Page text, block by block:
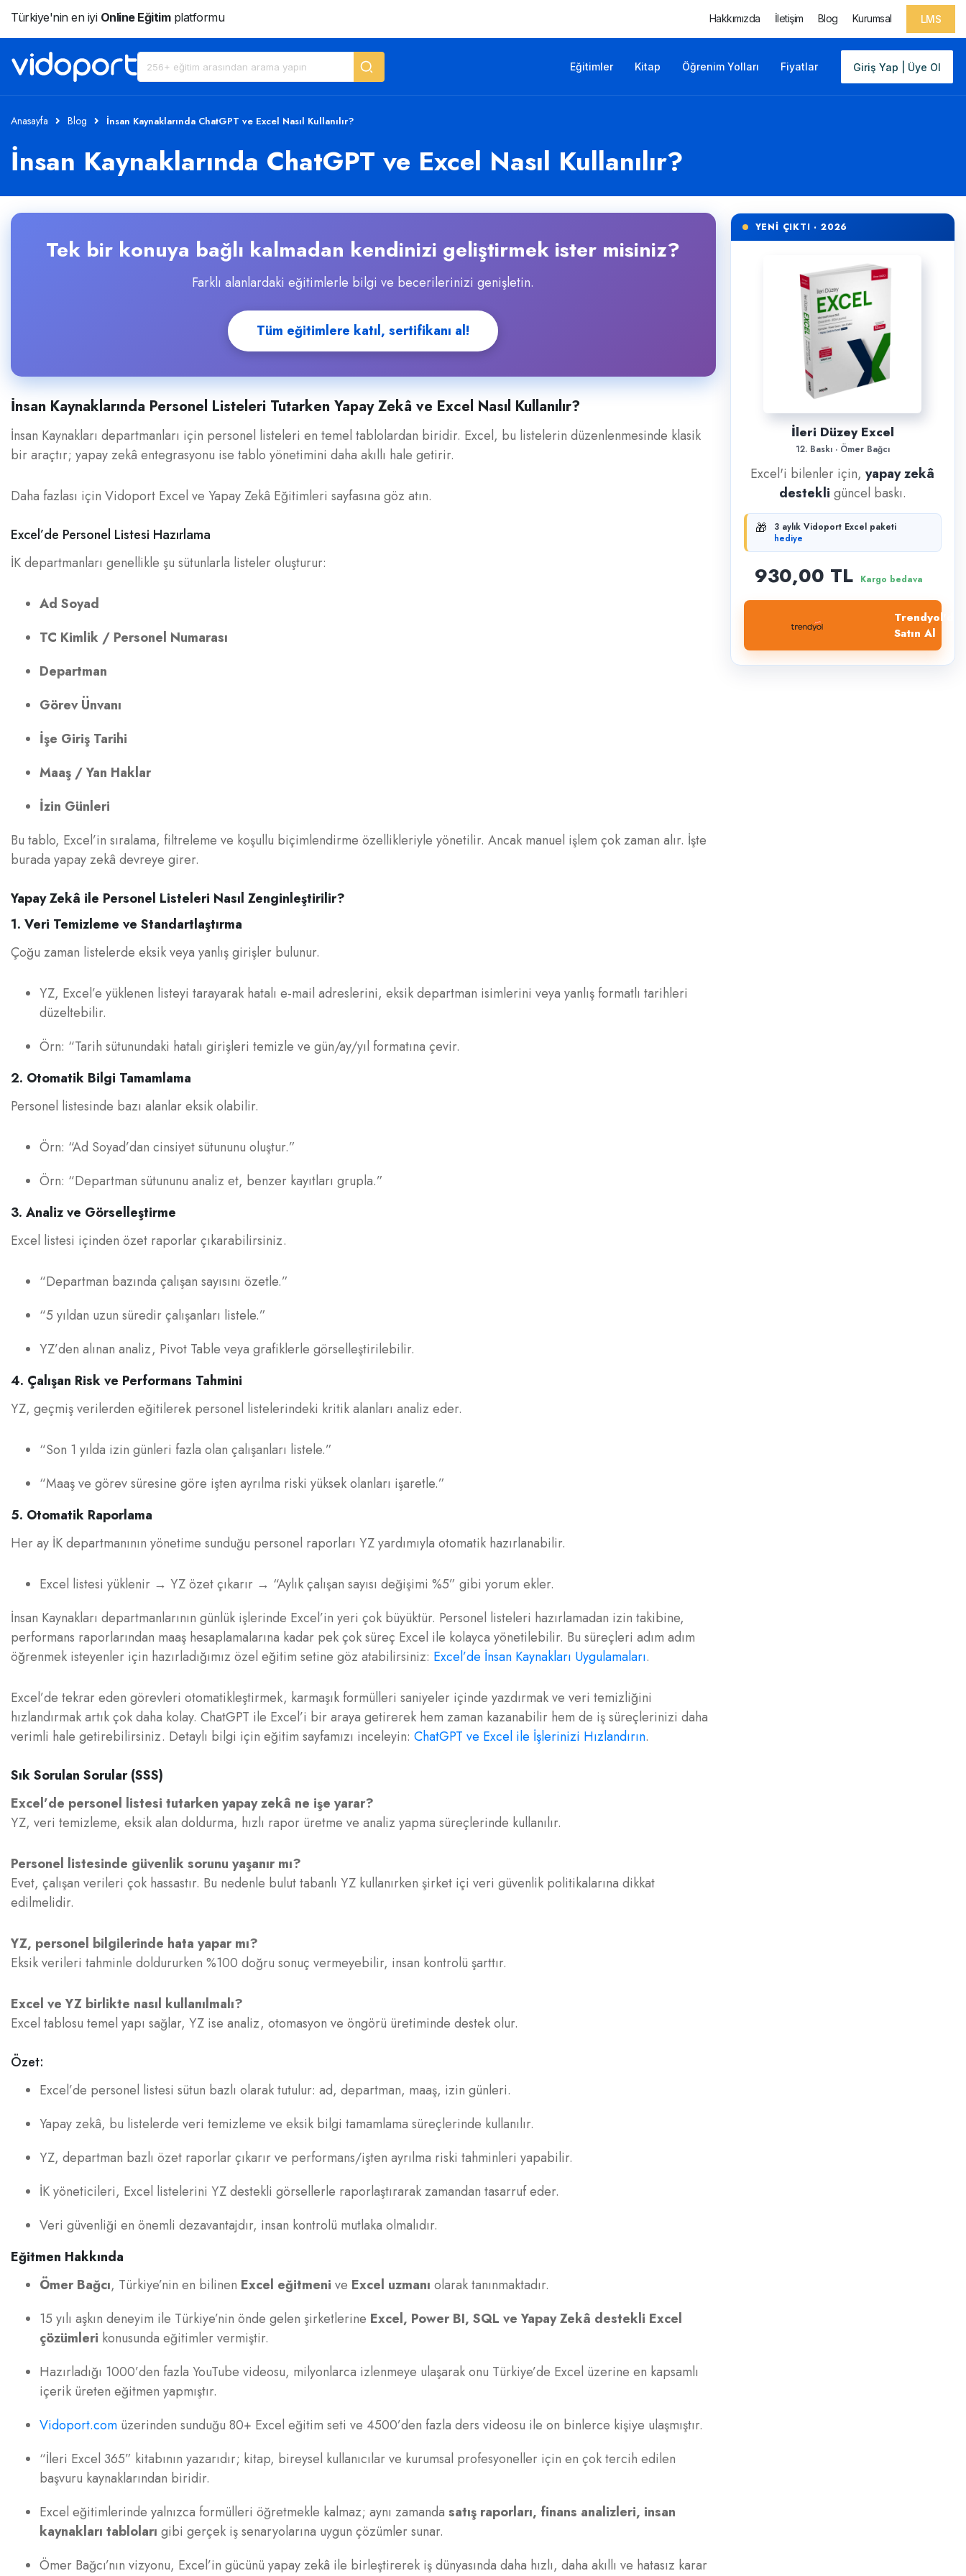
Türkiye'nin en iyi Online Eğitimplatformu Hakkımızda İletişim Blog Kurumsal LMS
Giriş Yap | Üye Ol
Eğitimler Kitap Öğrenim Yolları Fiyatlar
Anasayfa Blog İnsan Kaynaklarında ChatGPT ve Excel Nasıl Kullanılır?
İnsan Kaynaklarında ChatGPT ve Excel Nasıl Kullanılır?
Tek bir konuya bağlı kalmadan kendinizi geliştirmek ister misiniz?
Farklı alanlardaki eğitimlerle bilgi ve becerilerinizi genişletin.
Tüm eğitimlere katıl, sertifikanı al!
İnsan Kaynaklarında Personel Listeleri Tutarken Yapay Zekâ ve Excel Nasıl Kullanılır?
İnsan Kaynakları departmanları için personel listeleri en temel tablolardan biridir. Excel, bu listelerin düzenlenmesinde klasik
bir araçtır; yapay zekâ entegrasyonu ise tablo yönetimini daha akıllı hale getirir.
Daha fazlası için Vidoport Excel ve Yapay Zekâ Eğitimleri sayfasına göz atın.
Excel’de Personel Listesi Hazırlama
İK departmanları genellikle şu sütunlarla listeler oluşturur:
Ad Soyad
TC Kimlik / Personel Numarası
Departman
Görev Ünvanı
İşe Giriş Tarihi
Maaş / Yan Haklar
İzin Günleri
Bu tablo, Excel’in sıralama, filtreleme ve koşullu biçimlendirme özellikleriyle yönetilir. Ancak manuel işlem çok zaman alır. İşte
burada yapay zekâ devreye girer.
Yapay Zekâ ile Personel Listeleri Nasıl Zenginleştirilir?
1. Veri Temizleme ve Standartlaştırma
Çoğu zaman listelerde eksik veya yanlış girişler bulunur.
YZ, Excel’e yüklenen listeyi tarayarak hatalı e-mail adreslerini, eksik departman isimlerini veya yanlış formatlı tarihleri
düzeltebilir.
Örn: “Tarih sütunundaki hatalı girişleri temizle ve gün/ay/yıl formatına çevir.
2. Otomatik Bilgi Tamamlama
Personel listesinde bazı alanlar eksik olabilir.
Örn: “Ad Soyad’dan cinsiyet sütununu oluştur.”
Örn: “Departman sütununu analiz et, benzer kayıtları grupla.”
3. Analiz ve Görselleştirme
Excel listesi içinden özet raporlar çıkarabilirsiniz.
“Departman bazında çalışan sayısını özetle.”
“5 yıldan uzun süredir çalışanları listele.”
YZ’den alınan analiz, Pivot Table veya grafiklerle görselleştirilebilir.
4. Çalışan Risk ve Performans Tahmini
YZ, geçmiş verilerden eğitilerek personel listelerindeki kritik alanları analiz eder.
“Son 1 yılda izin günleri fazla olan çalışanları listele.”
“Maaş ve görev süresine göre işten ayrılma riski yüksek olanları işaretle.”
5. Otomatik Raporlama
Her ay İK departmanının yönetime sunduğu personel raporları YZ yardımıyla otomatik hazırlanabilir.
Excel listesi yüklenir → YZ özet çıkarır → “Aylık çalışan sayısı değişimi %5” gibi yorum ekler.
İnsan Kaynakları departmanlarının günlük işlerinde Excel’in yeri çok büyüktür. Personel listeleri hazırlamadan izin takibine,
performans raporlarından maaş hesaplamalarına kadar pek çok süreç Excel ile kolayca yönetilebilir. Bu süreçleri adım adım
öğrenmek isteyenler için hazırladığımız özel eğitim setine göz atabilirsiniz: Excel’de İnsan Kaynakları Uygulamaları.
Excel’de tekrar eden görevleri otomatikleştirmek, karmaşık formülleri saniyeler içinde yazdırmak ve veri temizliğini
hızlandırmak artık çok daha kolay. ChatGPT ile Excel’i bir araya getirerek hem zaman kazanabilir hem de iş süreçlerinizi daha
verimli hale getirebilirsiniz. Detaylı bilgi için eğitim sayfamızı inceleyin: ChatGPT ve Excel ile İşlerinizi Hızlandırın.
Sık Sorulan Sorular (SSS)
Excel’de personel listesi tutarken yapay zekâ ne işe yarar?
YZ, veri temizleme, eksik alan doldurma, hızlı rapor üretme ve analiz yapma süreçlerinde kullanılır.
Personel listesinde güvenlik sorunu yaşanır mı?
Evet, çalışan verileri çok hassastır. Bu nedenle bulut tabanlı YZ kullanırken şirket içi veri güvenlik politikalarına dikkat
edilmelidir.
YZ, personel bilgilerinde hata yapar mı?
Eksik verileri tahminle doldururken %100 doğru sonuç vermeyebilir, insan kontrolü şarttır.
Excel ve YZ birlikte nasıl kullanılmalı?
Excel tablosu temel yapı sağlar, YZ ise analiz, otomasyon ve öngörü üretiminde destek olur.
Özet:
Excel’de personel listesi sütun bazlı olarak tutulur: ad, departman, maaş, izin günleri.
Yapay zekâ, bu listelerde veri temizleme ve eksik bilgi tamamlama süreçlerinde kullanılır.
YZ, departman bazlı özet raporlar çıkarır ve performans/işten ayrılma riski tahminleri yapabilir.
İK yöneticileri, Excel listelerini YZ destekli görsellerle raporlaştırarak zamandan tasarruf eder.
Veri güvenliği en önemli dezavantajdır, insan kontrolü mutlaka olmalıdır.
Eğitmen Hakkında
Ömer Bağcı, Türkiye’nin en bilinen Excel eğitmeni ve Excel uzmanı olarak tanınmaktadır.
15 yılı aşkın deneyim ile Türkiye’nin önde gelen şirketlerine Excel, Power BI, SQL ve Yapay Zekâ destekli Excel
çözümleri konusunda eğitimler vermiştir.
Hazırladığı 1000’den fazla YouTube videosu, milyonlarca izlenmeye ulaşarak onu Türkiye’de Excel üzerine en kapsamlı
içerik üreten eğitmen yapmıştır.
Vidoport.com üzerinden sunduğu 80+ Excel eğitim seti ve 4500’den fazla ders videosu ile on binlerce kişiye ulaşmıştır.
“İleri Excel 365” kitabının yazarıdır; kitap, bireysel kullanıcılar ve kurumsal profesyoneller için en çok tercih edilen
başvuru kaynaklarından biridir.
Excel eğitimlerinde yalnızca formülleri öğretmekle kalmaz; aynı zamanda satış raporları, finans analizleri, insan
kaynakları tabloları gibi gerçek iş senaryolarına uygun çözümler sunar.
Ömer Bağcı’nın vizyonu, Excel’in gücünü yapay zekâ ile birleştirerek iş dünyasında daha hızlı, daha akıllı ve hatasız karar
YENİ ÇIKTI · 2026
İleri Düzey Excel
12. Baskı · Ömer Bağcı
Excel'i bilenler için,yapay zekâ
destekli güncel baskı.
🎁
3 aylık Vidoport Excel paketi
hediye
930,00 TL Kargo bedava
Trendyol'dan
Satın Al